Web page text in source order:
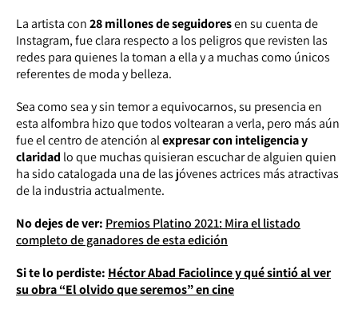
La artista con28 millones de seguidoresen su cuenta de
Instagram, fue clara respecto a los peligros que revisten las
redes para quienes la toman a ella y a muchas como únicos
referentes de moda y belleza.
Sea como sea y sin temor a equivocarnos, su presencia en
esta alfombra hizo que todos voltearan a verla, pero más aún
fue el centro de atención alexpresar con inteligencia y
claridad lo que muchas quisieran escuchar de alguien quien
ha sido catalogada una de las jóvenes actrices más atractivas
de la industria actualmente.
No dejes de ver: Premios Platino 2021: Mira el listado
completo de ganadores de esta edición
Si te lo perdiste: Héctor Abad Faciolince y qué sintió al ver
su obra “El olvido que seremos” en cine